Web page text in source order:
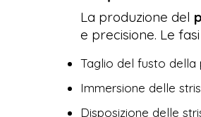
La produzione del
e precisione. Le
Taglio del fusto della
Immersione delle
Disposizione delle